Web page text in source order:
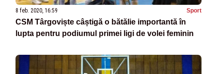
8 feb. 2020, 16:59 Sport
CSM Târgoviște câștigă o bătălie importantă în
lupta pentru podiumul primei ligi de volei feminin